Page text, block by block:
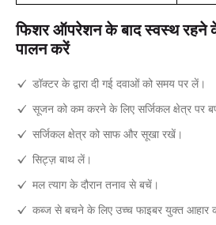
फिशर ऑपरेशन के बाद स्वस्थ रहने के
पालन करें
डॉक्टर के द्वारा दी गई दवाओं को समय पर लें।
सूजन को कम करने के लिए सर्जिकल क्षेत्र पर
सर्जिकल क्षेत्र को साफ और सूखा रखें।
सिट्ज़ बाथ लें।
मल त्याग के दौरान तनाव से बचें।
कब्ज से बचने के लिए उच्च फाइबर युक्त आहार